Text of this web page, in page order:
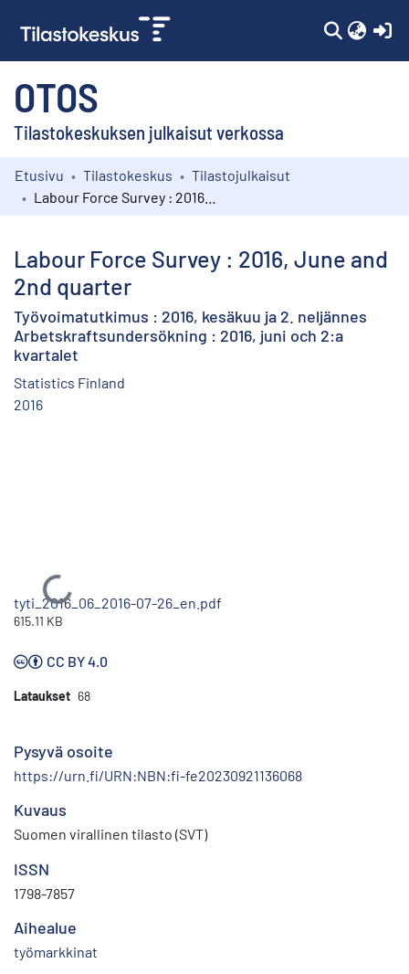
OTOS
Tilastokeskuksen julkaisut verkossa
Kokoelmat
Etusivu Tilastokeskus
Tilastojulkaisut
Labour Force Survey : 2016, June and
2nd quarter
Työvoimatutkimus : 2016, kesäkuu ja 2. neljännes
Arbetskraftsundersökning : 2016, juni och 2:a
kvartalet
Statistics Finland
2016
Ladataan...
tyti_2016_06_2016-07-26_en.pdf
615.11 KB
CC BY 4.0
Lataukset 68
Pysyvä osoite
https://urn.fi/URN:NBN:fi-fe20230921136068
Kuvaus
Suomen virallinen tilasto (SVT)
ISSN
1798-7857
Aihealue
työmarkkinat